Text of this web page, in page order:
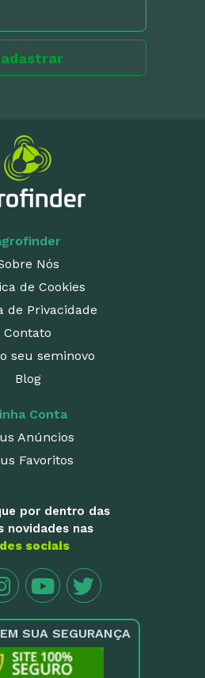
Nós
de Cookies
de Privacidade
Contato
seu seminovo
Blog
Conta
Anúncios
Favoritos
por dentro das
novidades nas
sociais
SUA SEGURANÇA